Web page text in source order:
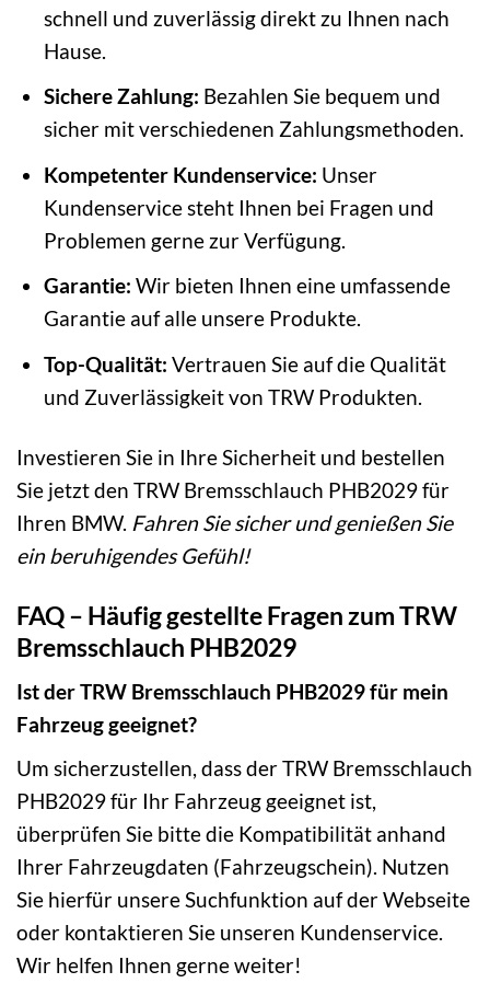
schnell und zuverlässig direkt zu Ihnen nach
Hause.
Sichere Zahlung: Bezahlen Sie bequem und
sicher mit verschiedenen Zahlungsmethoden.
Kompetenter Kundenservice: Unser
Kundenservice steht Ihnen bei Fragen und
Problemen gerne zur Verfügung.
Garantie: Wir bieten Ihnen eine umfassende
Garantie auf alle unsere Produkte.
Top-Qualität: Vertrauen Sie auf die Qualität
und Zuverlässigkeit von TRW Produkten.
Investieren Sie in Ihre Sicherheit und bestellen
Sie jetzt den TRW Bremsschlauch PHB2029 für
Ihren BMW. Fahren Sie sicher und genießen Sie
ein beruhigendes Gefühl!
FAQ – Häufig gestellte Fragen zum TRW
Bremsschlauch PHB2029
Ist der TRW Bremsschlauch PHB2029 für mein
Fahrzeug geeignet?
Um sicherzustellen, dass der TRW Bremsschlauch
PHB2029 für Ihr Fahrzeug geeignet ist,
überprüfen Sie bitte die Kompatibilität anhand
Ihrer Fahrzeugdaten (Fahrzeugschein). Nutzen
Sie hierfür unsere Suchfunktion auf der Webseite
oder kontaktieren Sie unseren Kundenservice.
Wir helfen Ihnen gerne weiter!